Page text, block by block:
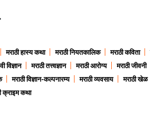
मराठी हास्य कथा मराठी नियतकालिक मराठी कविता
विज्ञान मराठी तत्त्वज्ञान मराठी आरोग्य मराठी जीवनी
मराठी विज्ञान-कल्पनारम्य मराठी व्यवसाय मराठी खेळ
क्राइम कथा